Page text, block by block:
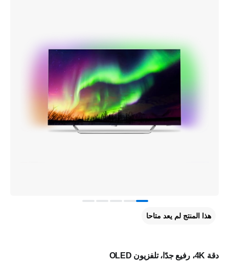
دقة 4K، رفيع جدًا، تلفزيون OLED
هذا المنتج لم يعد متاحا